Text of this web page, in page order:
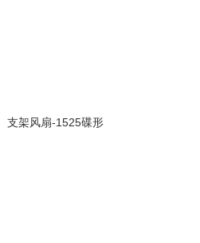
支架风扇-1525碟形